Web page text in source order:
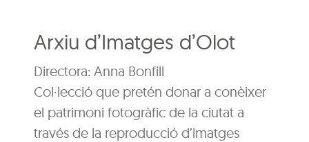
Arxiu d’Imatges d’Olot
Directora: Anna Bonfill
Col·lecció que pretén donar a conèixer
el patrimoni fotogràfic de la ciutat a
través de la reproducció d’imatges